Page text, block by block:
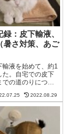
録：皮下輸液、
さ対策、あご
輸液を始めて、約1
た。自宅での皮下
の道のりについ
ださい。自宅で
必要なものや費
敗例などを載せ
しくはこちら。
輸...
2022.08.29